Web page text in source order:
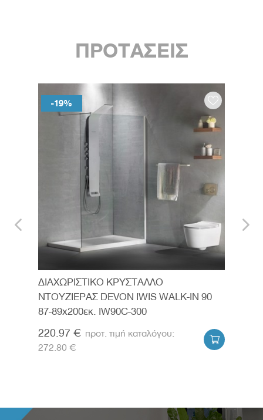
ΠΡΟΤΑΣΕΙΣ
-19%
ΔΙΑΧΩΡΙΣΤΙΚΟ ΚΡΥΣΤΑΛΛΟ
ΝΤΟΥΖΙΕΡΑΣ DEVON IWIS WALK-IN 90
87-89x200εκ. IW90C-300
220.97 €
272.80 €
